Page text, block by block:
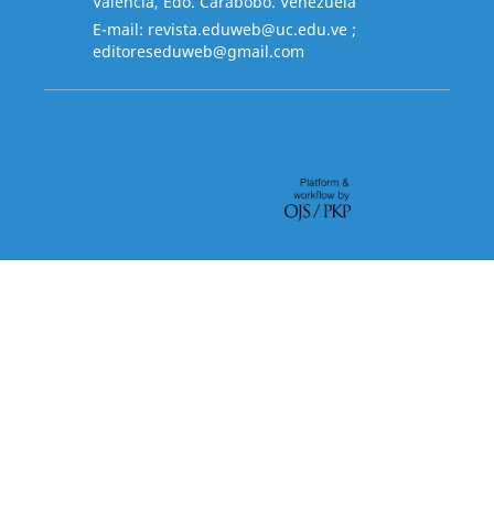
E-mail: revista.eduweb@uc.edu.ve ;
editoreseduweb@gmail.com